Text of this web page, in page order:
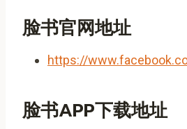
脸书官网地址
https://
脸书APP下载地址